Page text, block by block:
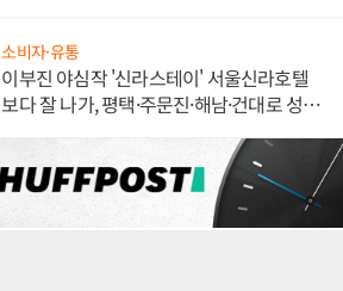
소비자·유통
이부진 야심작 '신라스테이' 서울신라호텔
보다 잘 나가, 평택·주문진·해남·건대로 성